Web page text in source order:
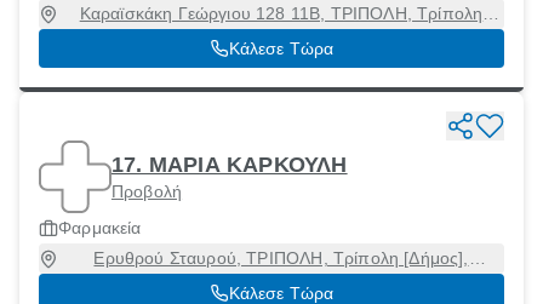
Καραϊσκάκη Γεώργιου 128 11Β, ΤΡΙΠΟΛΗ, Τρίπολη
[Δήμος], Αρκαδία, 26221
Κάλεσε Τώρα
17. ΜΑΡΙΑ ΚΑΡΚΟΥΛΗ
Προβολή
Φαρμακεία
Ερυθρού Σταυρού, ΤΡΙΠΟΛΗ, Τρίπολη [Δήμος],
Αρκαδία, 22100
Κάλεσε Τώρα